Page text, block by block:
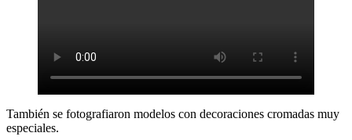
También se fotografiaron modelos con decoraciones cromadas muy
especiales.